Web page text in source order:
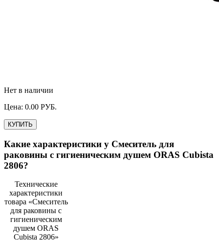
Нет в наличии
Цена: 0.00 РУБ.
КУПИТЬ
Какие характеристики у Смеситель для
раковины с гигиеническим душем ORAS Cubista
2806?
Технические
характеристики
товара «Смеситель
для раковины с
гигиеническим
душем ORAS
Cubista 2806»